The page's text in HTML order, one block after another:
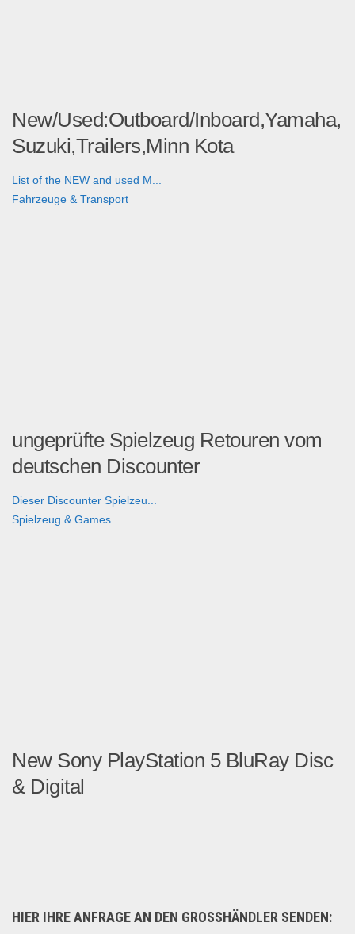
New/Used:Outboard/Inboard,Yamaha,
Suzuki,Trailers,Minn Kota
List of the NEW and used M...
Fahrzeuge & Transport
ungeprüfte Spielzeug Retouren vom
deutschen Discounter
Dieser Discounter Spielzeu...
Spielzeug & Games
New Sony PlayStation 5 BluRay Disc
& Digital
HIER IHRE ANFRAGE AN DEN GROSSHÄNDLER SENDEN: